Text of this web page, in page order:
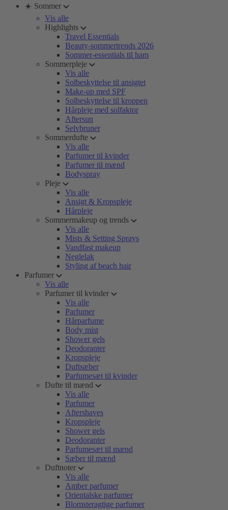
☀️ Sommer
Vis alle
Highlights
Travel Essentials
Beauty-sommertrends 2026
Sommer-essentials til ham
Sommerpleje
Vis alle
Solbeskyttelse til ansigtet
Make-up med SPF
Solbeskyttelse til kroppen
Hårpleje med solfaktor
Aftersun
Selvbruner
Sommerdufte
Vis alle
Parfumer til kvinder
Parfumer til mænd
Bodyspray
Pleje
Vis alle
Ansigt & Kropspleje
Hårpleje
Sommermakeup og trends
Vis alle
Mists & Setting Sprays
Vandfast makeup
Neglelak
Styling af beach hair
Parfumer
Vis alle
Parfumer til kvinder
Vis alle
Parfumer
Hårparfume
Body mist
Shower gels
Deodoranter
Kropspleje
Duftsæber
Parfumesæt til kvinder
Dufte til mænd
Vis alle
Parfumer
Aftershaves
Kropspleje
Shower gels
Deodoranter
Parfumesæt til mænd
Sæber til mænd
Duftnoter
Vis alle
Amber parfumer
Orientalske parfumer
Blomsteragtige parfumer